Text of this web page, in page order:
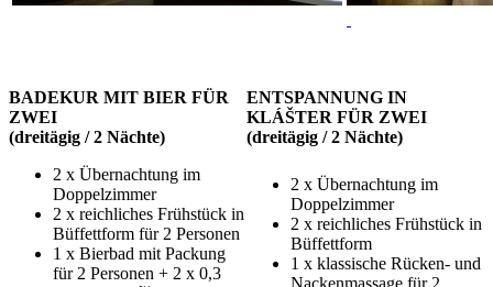
BADEKUR MIT BIER FÜR
ZWEI
(dreitägig / 2 Nächte)
ENTSPANNUNG IN
KLÁŠTER FÜR ZWEI
(dreitägig / 2 Nächte)
2 x Übernachtung im
Doppelzimmer
2 x reichliches Frühstück in
Büffettform für 2 Personen
1 x Bierbad mit Packung
für 2 Personen + 2 x 0,3
2 x Übernachtung im
Doppelzimmer
2 x reichliches Frühstück in
Büffettform
1 x klassische Rücken- und